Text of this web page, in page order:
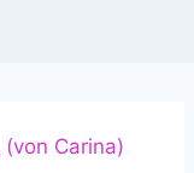
(von Carina)